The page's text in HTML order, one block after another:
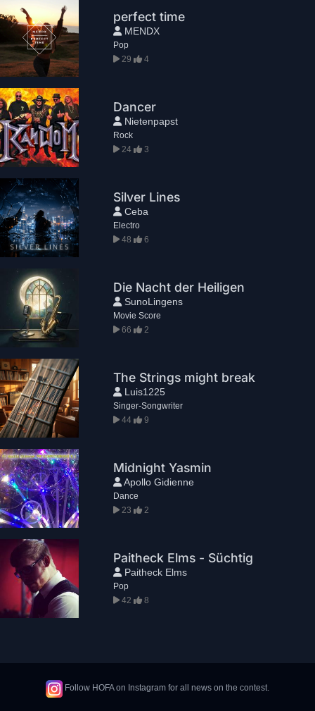
perfect time
MENDX
Pop
29
4
Dancer
Nietenpapst
Rock
24
3
Silver Lines
Ceba
Electro
48
6
Die Nacht der Heiligen
SunoLingens
Movie Score
66
2
The Strings might break
Luis1225
Singer-Songwriter
44
9
Midnight Yasmin
Apollo Gidienne
Dance
23
2
Paitheck Elms - Süchtig
Paitheck Elms
Pop
42
8
Follow HOFA on Instagram for all news on the contest.